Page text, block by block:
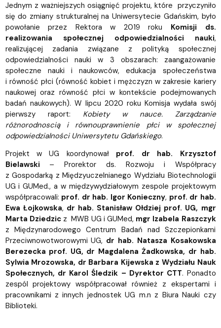
Jednym z ważniejszych osiągnięć projektu, które przyczyniło
się do zmiany strukturalnej na Uniwersytecie Gdańskim, było
powołanie przez Rektora w 2019 roku Komisji ds.
realizowania społecznej odpowiedzialności nauki,
realizującej zadania związane z polityką społecznej
odpowiedzialności nauki w 3 obszarach: zaangażowanie
społeczne nauki i naukowców, edukacja społeczeństwa
i równość płci (równość kobiet i mężczyzn w zakresie kariery
naukowej oraz równość płci w kontekście podejmowanych
badań naukowych). W lipcu 2020 roku Komisja wydała swój
pierwszy raport: Kobiety w nauce. Zarządzanie
różnorodnoscią i równouprawnienie płci w społecznej
odpowiedzialności Uniwersytetu Gdańskiego.
Projekt w UG koordynował prof. dr hab. Krzysztof
Bielawski – Prorektor ds. Rozwoju i Współpracy
z Gospodarką z Międzyuczelnianego Wydziału Biotechnologii
UG i GUMed., a w międzywydziałowym zespole projektowym
współpracowali: prof. dr hab. Igor Konieczny, prof. dr hab.
Ewa Łojkowska, dr hab. Stanisław Ołdziej prof. UG, mgr
Marta Dziedzic z MWB UG i GUMed, mgr Izabela Raszczyk
z Międzynarodowego Centrum Badań nad Szczepionkami
Przeciwnowotworowymi UG, dr hab. Natasza Kosakowska
Berezecka prof. UG, dr Magdalena Żadkowska, dr hab.
Sylwia Mrozowska, dr Barbara Kijewska z Wydziału Nauk
Społecznych, dr Karol Śledzik – Dyrektor CTT. Ponadto
zespól projektowy współpracował również z ekspertami i
pracownikami z innych jednostek UG m.n z Biura Nauki czy
Biblioteki.